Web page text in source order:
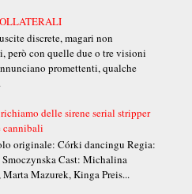
discrete, magari non
però con quelle due o tre visioni
promettenti, qualche
delle sirene serial stripper
cannibali
originale: Córki dancingu Regia:
Cast: Michalina
Marta Mazurek, Kinga Preis...